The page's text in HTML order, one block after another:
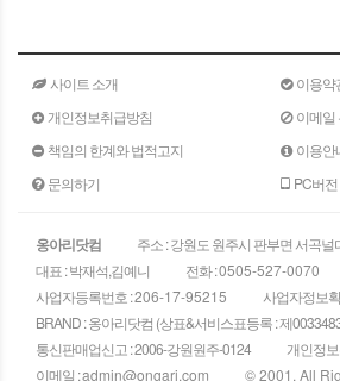
사이트 소개
이용약
개인정보취급방침
이메일
책임의 한계와 법적고지
이용안
문의하기
PC버전
옹아리닷컴
주소 : 강원도 원주시 판부면 서곡널
대표 : 박재석,김예니
전화 :0505-527-0070
사업자등록번호 :206-17-95215
사업자정보
BRAND : 옹아리닷컴 (상표&서비스표등록 : 제
통신판매업신고 : 2006-강원원주-0124
개인정
이메일 :admin@ongari.com © 2001, All